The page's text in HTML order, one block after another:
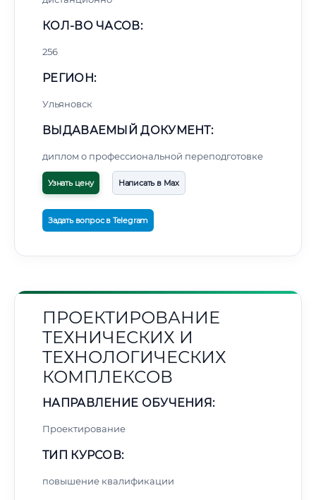
КОЛ-ВО ЧАСОВ:
256
РЕГИОН:
Ульяновск
ВЫДАВАЕМЫЙ ДОКУМЕНТ:
диплом о профессиональной переподготовке
Узнать цену Написать в Max
Задать вопрос в Telegram
ПРОЕКТИРОВАНИЕ
ТЕХНИЧЕСКИХ И
ТЕХНОЛОГИЧЕСКИХ
КОМПЛЕКСОВ
НАПРАВЛЕНИЕ ОБУЧЕНИЯ:
Проектирование
ТИП КУРСОВ:
повышение квалификации